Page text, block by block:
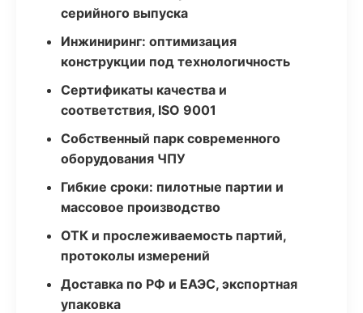
серийного выпуска
Инжиниринг: оптимизация
конструкции под технологичность
Сертификаты качества и
соответствия, ISO 9001
Собственный парк современного
оборудования ЧПУ
Гибкие сроки: пилотные партии и
массовое производство
ОТК и прослеживаемость партий,
протоколы измерений
Доставка по РФ и ЕАЭС, экспортная
упаковка